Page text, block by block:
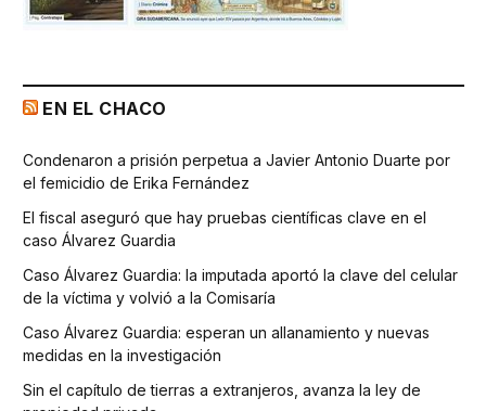
EN EL CHACO
Condenaron a prisión perpetua a Javier Antonio Duarte por
el femicidio de Erika Fernández
El fiscal aseguró que hay pruebas científicas clave en el
caso Álvarez Guardia
Caso Álvarez Guardia: la imputada aportó la clave del celular
de la víctima y volvió a la Comisaría
Caso Álvarez Guardia: esperan un allanamiento y nuevas
medidas en la investigación
Sin el capítulo de tierras a extranjeros, avanza la ley de